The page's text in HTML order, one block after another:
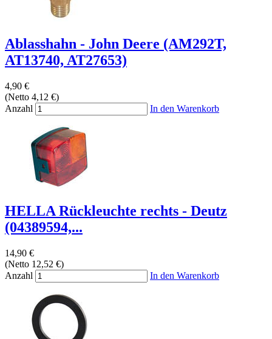
Ablasshahn - John Deere (AM292T,
AT13740, AT27653)
4,90 €
(Netto 4,12 €)
Anzahl
In den Warenkorb
HELLA Rückleuchte rechts - Deutz
(04389594,...
14,90 €
(Netto 12,52 €)
Anzahl
In den Warenkorb